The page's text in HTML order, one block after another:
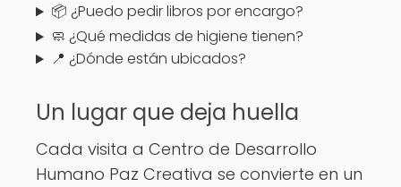
📦 ¿Puedo pedir libros por encargo?
🧼 ¿Qué medidas de higiene tienen?
📍 ¿Dónde están ubicados?
Un lugar que deja huella
Cada visita a Centro de Desarrollo
Humano Paz Creativa se convierte en un